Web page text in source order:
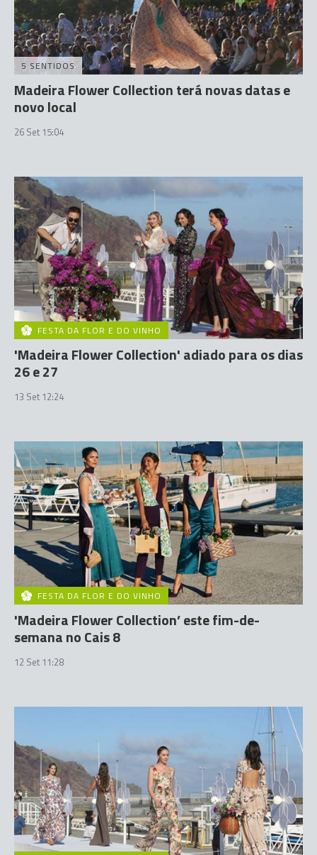
5 SENTIDOS
Madeira Flower Collection terá novas datas e
novo local
26 Set 15:04
FESTA DA FLOR E DO VINHO
'Madeira Flower Collection' adiado para os dias
26 e 27
13 Set 12:24
FESTA DA FLOR E DO VINHO
'Madeira Flower Collection’ este fim-de-
semana no Cais 8
12 Set 11:28